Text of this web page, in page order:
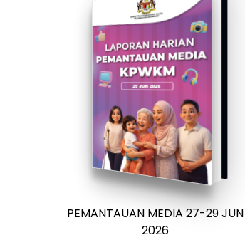
PEMANTAUAN MEDIA 27-29 JUN
2026